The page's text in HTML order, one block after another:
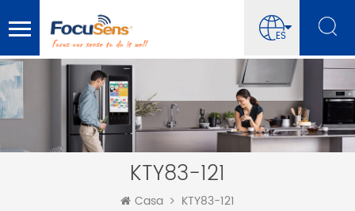
ES
KTY83-121
Casa KTY83-121